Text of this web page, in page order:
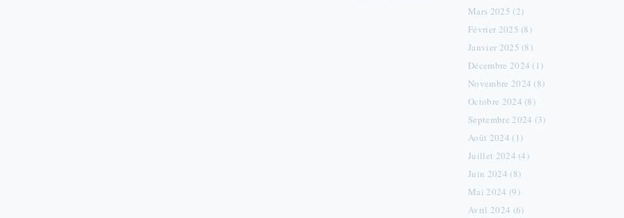
Mars 2025 (2)
Février 2025 (8)
Janvier 2025 (8)
Décembre 2024 (1)
Novembre 2024 (8)
Octobre 2024 (8)
Septembre 2024 (3)
Août 2024 (1)
Juillet 2024 (4)
Juin 2024 (8)
Mai 2024 (9)
Avril 2024 (6)